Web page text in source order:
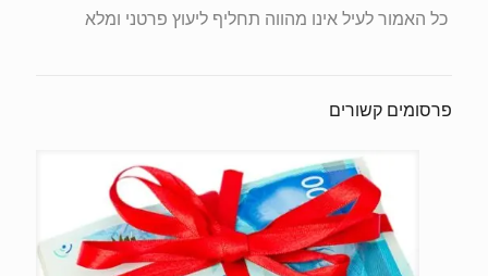
כל האמור לעיל אינו מהווה תחליף ליעוץ פרטני ומלא
פרסומים קשורים